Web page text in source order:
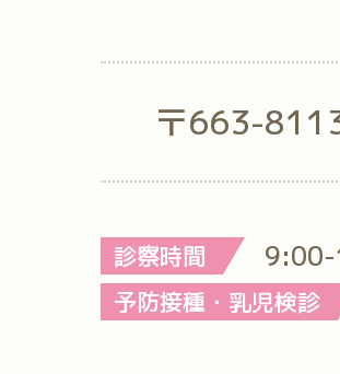
〒663-
診察時間
予防接種・乳児検診